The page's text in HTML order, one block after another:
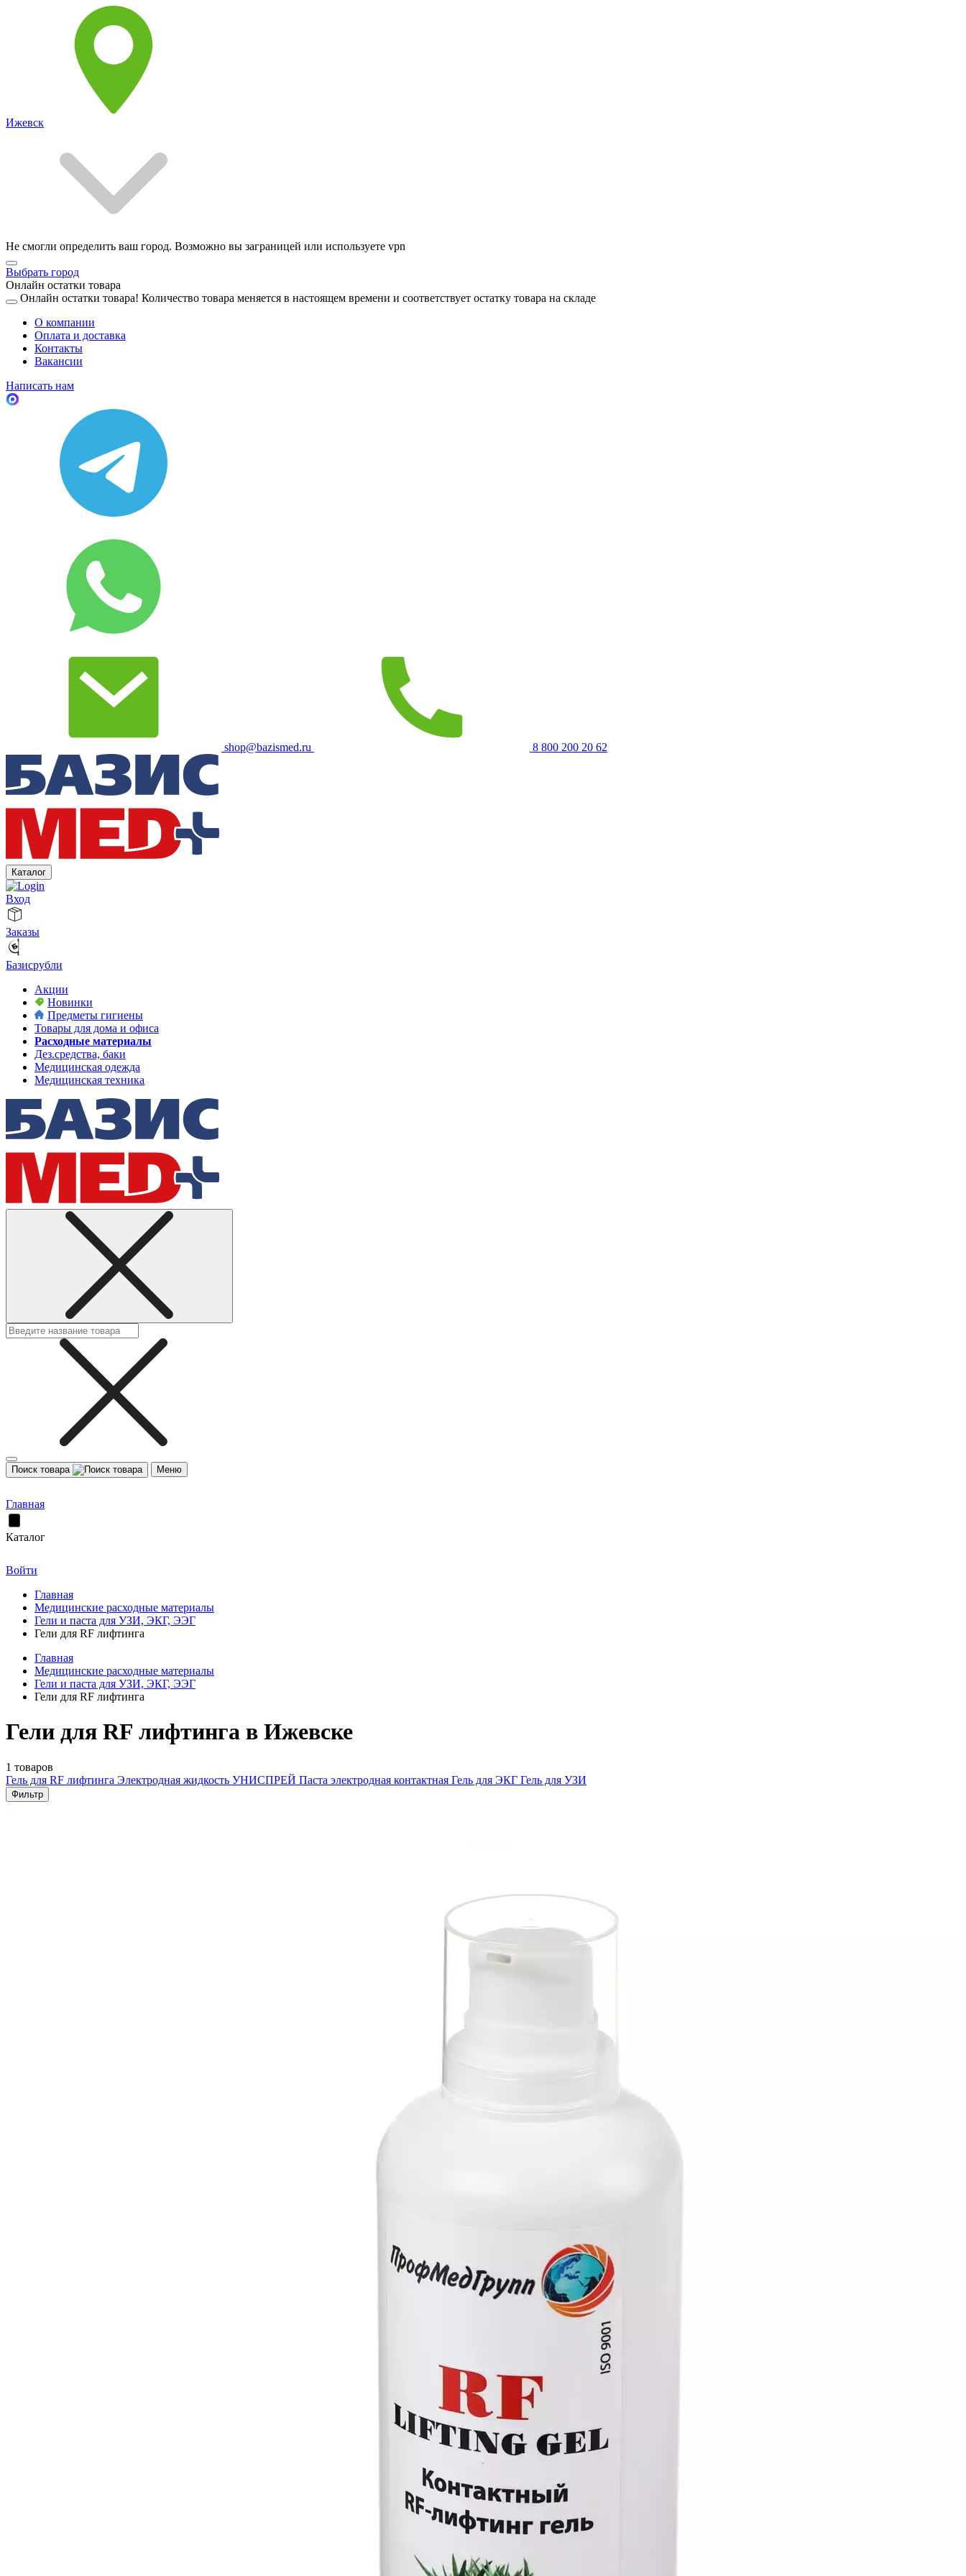
Ижевск
Не смогли определить ваш город. Возможно вы заграницей или используете vpn
Выбрать город
Онлайн остатки товара
Онлайн остатки товара! Количество товара меняется в настоящем времени и соответствует остатку товара на складе
О компании
Оплата и доставка
Контакты
Вакансии
Написать нам
shop@bazismed.ru 8 800 200 20 62
Каталог
Вход
Заказы
Базисрубли
Акции
Новинки
Предметы гигиены
Товары для дома и офиса
Расходные материалы
Дез.средства, баки
Медицинская одежда
Медицинская техника
Поиск товара Меню
Главная
Каталог
Войти
Главная
Медицинские расходные материалы
Гели и паста для УЗИ, ЭКГ, ЭЭГ
Гели для RF лифтинга
Главная
Медицинские расходные материалы
Гели и паста для УЗИ, ЭКГ, ЭЭГ
Гели для RF лифтинга
Гели для RF лифтинга в Ижевске
1 товаров
Гель для RF лифтинга Электродная жидкость УНИСПРЕЙ Паста электродная контактная Гель для ЭКГ Гель для УЗИ
Фильтр